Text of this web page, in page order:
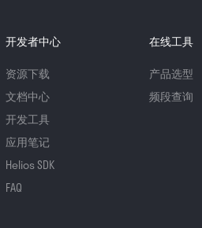
开发者中心
资源下载
文档中心
开发工具
应用笔记
Helios SDK
FAQ
在线工具
产品选型
频段查询